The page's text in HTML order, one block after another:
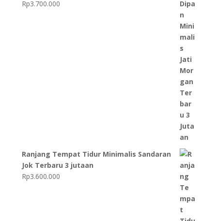
Rp3.700.000
Ranjang Tempat Tidur Minimalis Sandaran
Jok Terbaru 3 jutaan
Rp3.600.000